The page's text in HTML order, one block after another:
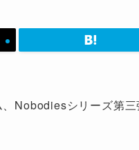
Nobodiesシリーズ第